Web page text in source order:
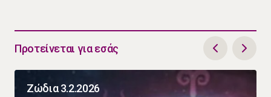
Προτείνεται για εσάς
Ζώδια 3.2.2026